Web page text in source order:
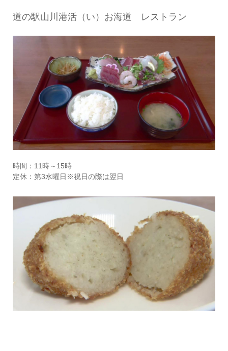
道の駅山川港活（い）お海道 レストラン
時間：11時～15時
定休：第3水曜日※祝日の際は翌日